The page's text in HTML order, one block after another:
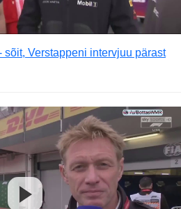
Verstappeni intervjuu pärast